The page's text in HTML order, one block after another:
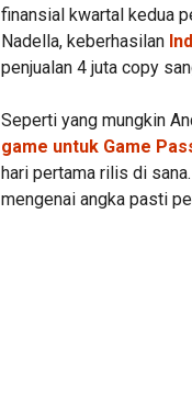
finansial kwartal kedua
Nadella, keberhasilan
penjualan 4 juta copy
Seperti yang mungkin
game untuk Game
hari pertama rilis di
mengenai angka pasti